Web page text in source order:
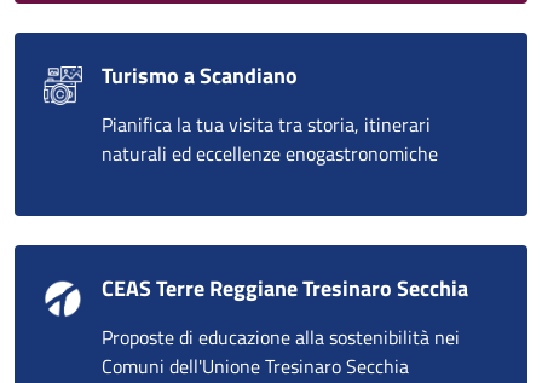
Turismo a Scandiano
Pianifica la tua visita tra storia, itinerari
naturali ed eccellenze enogastronomiche
CEAS Terre Reggiane Tresinaro Secchia
Proposte di educazione alla sostenibilità nei
Comuni dell'Unione Tresinaro Secchia